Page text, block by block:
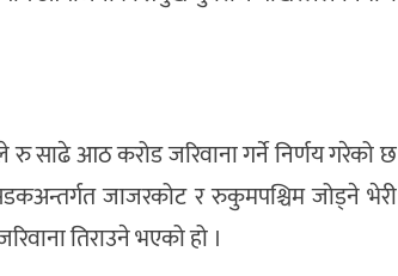
साढे आठ करोड जरिवाना गर्ने निर्णय गरेको छ
जाजरकोट र रुकुमपश्चिम जोड्ने भेरी
तिराउने भएको हो ।